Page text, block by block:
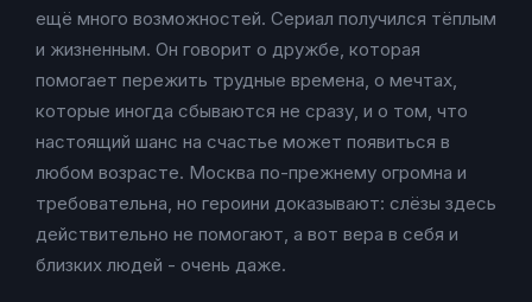
ещё много возможностей. Сериал получился тёплым
и жизненным. Он говорит о дружбе, которая
помогает пережить трудные времена, о мечтах,
которые иногда сбываются не сразу, и о том, что
настоящий шанс на счастье может появиться в
любом возрасте. Москва по-прежнему огромна и
требовательна, но героини доказывают: слёзы здесь
действительно не помогают, а вот вера в себя и
близких людей - очень даже.